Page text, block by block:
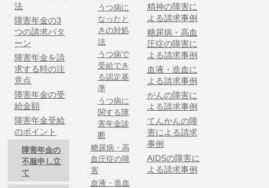
法
障害年金の3
つの請求パタ
ーン
障害年金を請
求する時の注
意点
障害年金の受
給金額
障害年金受給
のポイント
障害年金の
不服申し立
て
うつ病に
なったと
きの対処
法
うつ病で
受給でき
る認定基
準
うつ病に
関する障
害年金診
断
糖尿病・高
血圧症の障
害
血液・造血
精神の障害に
よる請求事例
糖尿病・高血
圧症の障害に
よる請求事例
血液・造血に
よる請求事例
がんの障害に
よる請求事例
てんかんの障
害による請求
事例
AIDSの障害に
よる請求事例